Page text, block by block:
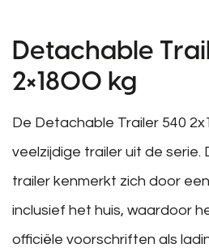
Detachable
2×1800 kg
De Detachable Trailer 540
veelzijdige trailer uit de serie.
trailer kenmerkt zich door
inclusief het huis, waardoor
officiële voorschriften als